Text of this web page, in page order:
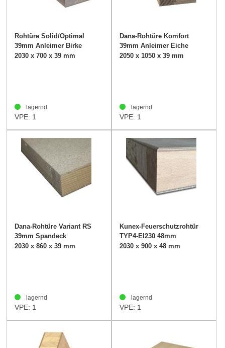
Rohtüre Solid/Optimal
39mm Anleimer Birke
2030 x 700 x 39 mm
lagernd
VPE: 1
Dana-Rohtüre Komfort
39mm Anleimer Eiche
2050 x 1050 x 39 mm
lagernd
VPE: 1
Dana-Rohtüre Variant RS
39mm Spandeck
2030 x 860 x 39 mm
lagernd
VPE: 1
Kunex-Feuerschutzrohtür
TYP4-EI230 48mm
2030 x 900 x 48 mm
lagernd
VPE: 1